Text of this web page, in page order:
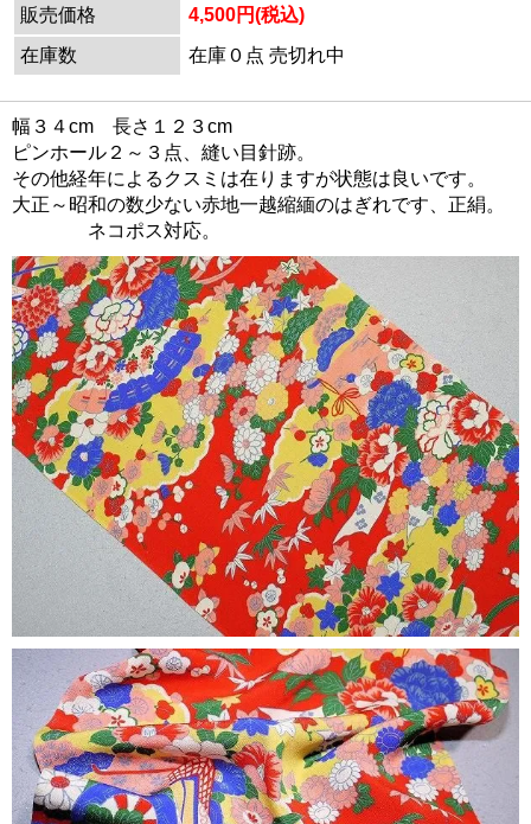
販売価格
4,500円(税込)
在庫数
在庫０点 売切れ中
幅３４cm 長さ１２３cm
ピンホール２～３点、縫い目針跡。
その他経年によるクスミは在りますが状態は良いです。
大正～昭和の数少ない赤地一越縮緬のはぎれです、正絹。
ネコポス対応。